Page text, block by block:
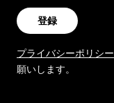
登録
プライバシーポリシー
願いします。